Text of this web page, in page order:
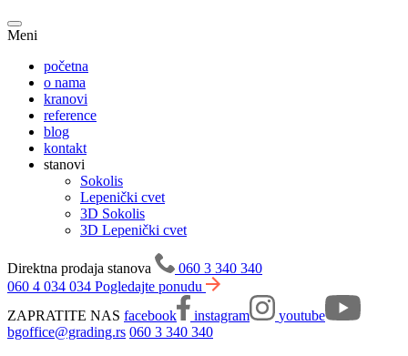
Meni
početna
o nama
kranovi
reference
blog
kontakt
stanovi
Sokolis
Lepenički cvet
3D Sokolis
3D Lepenički cvet
Direktna prodaja stanova
060 3 340 340
060 4 034 034 Pogledajte ponudu
ZAPRATITE NAS facebook instagram
youtube
bgoffice@grading.rs 060 3 340 340